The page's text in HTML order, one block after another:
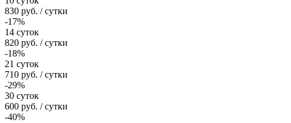
830 руб. / сутки
-17%
14 суток
820 руб. / сутки
-18%
21 суток
710 руб. / сутки
-29%
30 суток
600 руб. / сутки
-40%